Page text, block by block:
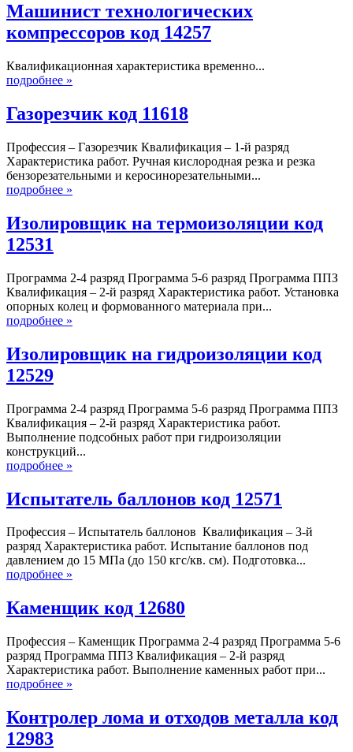
Машинист технологических
компрессоров код 14257
Квалификационная характеристика временно...
подробнее »
Газорезчик код 11618
Профессия – Газорезчик Квалификация – 1-й разряд
Характеристика работ. Ручная кислородная резка и резка
бензорезательными и керосинорезательными...
подробнее »
Изолировщик на термоизоляции код
12531
Программа 2-4 разряд Программа 5-6 разряд Программа ППЗ
Квалификация – 2-й разряд Характеристика работ. Установка
опорных колец и формованного материала при...
подробнее »
Изолировщик на гидроизоляции код
12529
Программа 2-4 разряд Программа 5-6 разряд Программа ППЗ
Квалификация – 2-й разряд Характеристика работ.
Выполнение подсобных работ при гидроизоляции
конструкций...
подробнее »
Испытатель баллонов код 12571
Профессия – Испытатель баллонов Квалификация – 3-й
разряд Характеристика работ. Испытание баллонов под
давлением до 15 МПа (до 150 кгс/кв. см). Подготовка...
подробнее »
Каменщик код 12680
Профессия – Каменщик Программа 2-4 разряд Программа 5-6
разряд Программа ППЗ Квалификация – 2-й разряд
Характеристика работ. Выполнение каменных работ при...
подробнее »
Контролер лома и отходов металла код
12983